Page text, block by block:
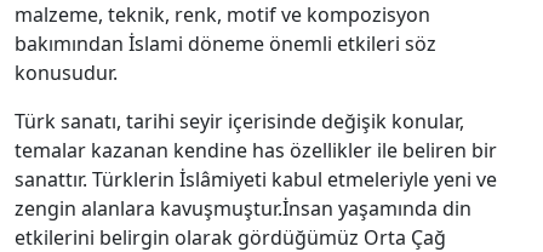
malzeme, teknik, renk, motif ve kompozisyon
bakımından İslami döneme önemli etkileri söz
konusudur.
Türk sanatı, tarihi seyir içerisinde değişik konular,
temalar kazanan kendine has özellikler ile beliren bir
sanattır. Türklerin İslâmiyeti kabul etmeleriyle yeni ve
zengin alanlara kavuşmuştur.İnsan yaşamında din
etkilerini belirgin olarak gördüğümüz Orta Çağ